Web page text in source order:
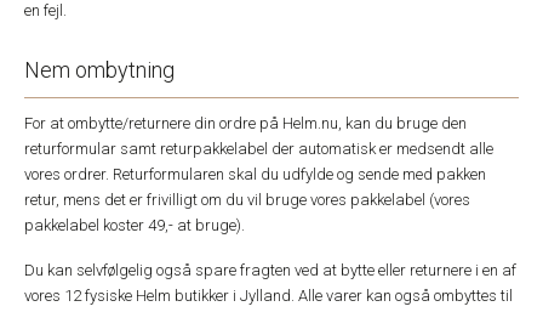
en fejl.
Nem ombytning
For at ombytte/returnere din ordre på Helm.nu, kan du bruge den
returformular samt returpakkelabel der automatisk er medsendt alle
vores ordrer. Returformularen skal du udfylde og sende med pakken
retur, mens det er frivilligt om du vil bruge vores pakkelabel (vores
pakkelabel koster 49,- at bruge).
Du kan selvfølgelig også spare fragten ved at bytte eller returnere i en af
vores 12 fysiske Helm butikker i Jylland. Alle varer kan også ombyttes til